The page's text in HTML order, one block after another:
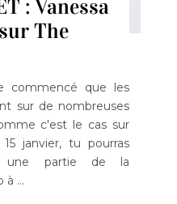
: Vanessa
The
commencé que les
sur de nombreuses
c'est le cas sur
janvier, tu pourras
une partie de la
à